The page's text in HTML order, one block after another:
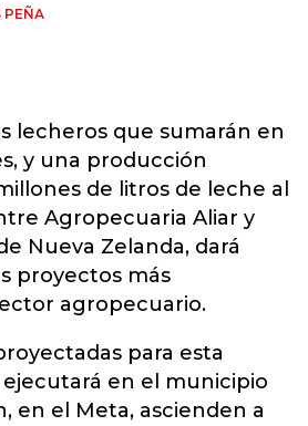
PEÑA
lecheros que sumarán en
y una producción
de litros de leche al
Agropecuaria Aliar y
Nueva Zelanda, dará
proyectos más
agropecuario.
para esta
ejecutará en el municipio
en el Meta, ascienden a